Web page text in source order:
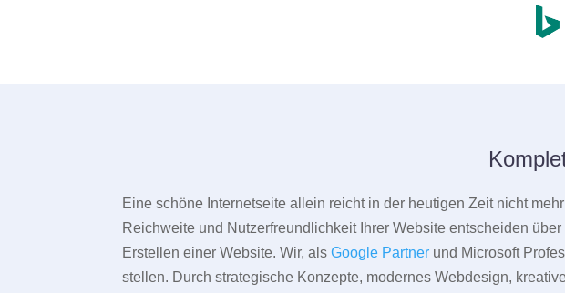
Eine schöne Internetseite allein reicht in der heutigen Zeit nicht
Reichweite und Nutzerfreundlichkeit Ihrer Website entscheiden
Erstellen einer Website. Wir, alsGoogle Partner und Microsoft
stellen. Durch strategische Konzepte, modernes Webdesign,